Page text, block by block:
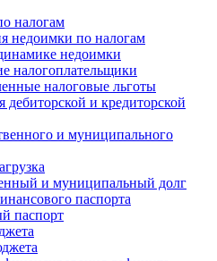
налогам
недоимки по налогам
недоимки
налогоплательщики
налоговые льготы
дебиторской и кредиторской
и муниципального
и муниципальный долг
паспорта
паспорт